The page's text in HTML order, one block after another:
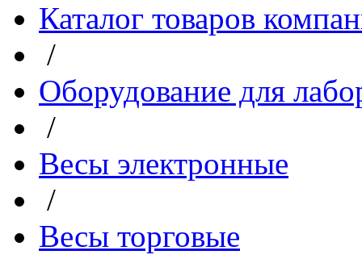
Каталог товаров
/
Оборудование для
/
Весы электронные
/
Весы торговые